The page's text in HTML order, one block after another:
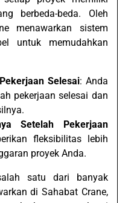
berbeda-beda. Oleh
menawarkan sistem
untuk memudahkan
Selesai: Anda
pekerjaan selesai dan
Setelah Pekerjaan
fleksibilitas lebih
proyek Anda.
satu dari banyak
di Sahabat Crane,